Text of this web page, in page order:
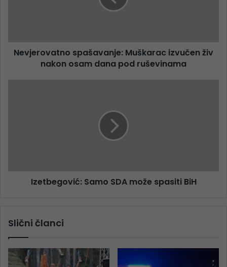
Nevjerovatno spašavanje: Muškarac izvučen živ
nakon osam dana pod ruševinama
Izetbegović: Samo SDA može spasiti BiH
Slični članci